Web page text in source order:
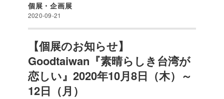
個展・企画展
2020-09-21
【個展のお知らせ】
Goodtaiwan『素晴らしき台湾が
恋しい』2020年10月8日（木）～
12日（月）